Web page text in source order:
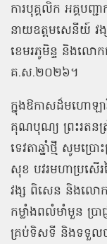
ការបុគ្គលិក អគ្គបញ្ជ
នាយឧត្ដមសេនីយ៍ វ
ខេមរភូមិន្ទ និងលោក
គ.ស.២០២៦។
ក្នុងឱកាសដ៏មហោឡ
គុណបុណ្យ ព្រះរតនត្
ទេវតាឆ្នាំថ្មី សូមប្
សុខ បវរមហាប្រសើរ
វង្ស ពិសេន និងលោ
កម្លាំងពលំមាំមួន ប្រា
គ្រប់ទិសទី និងទទួលប